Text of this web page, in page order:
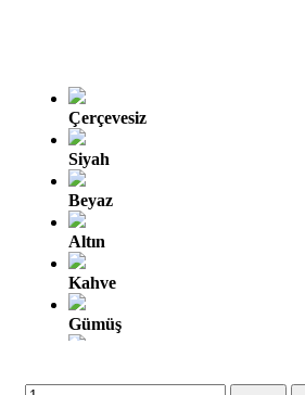
Çerçevesiz
Siyah
Beyaz
Altın
Kahve
Gümüş